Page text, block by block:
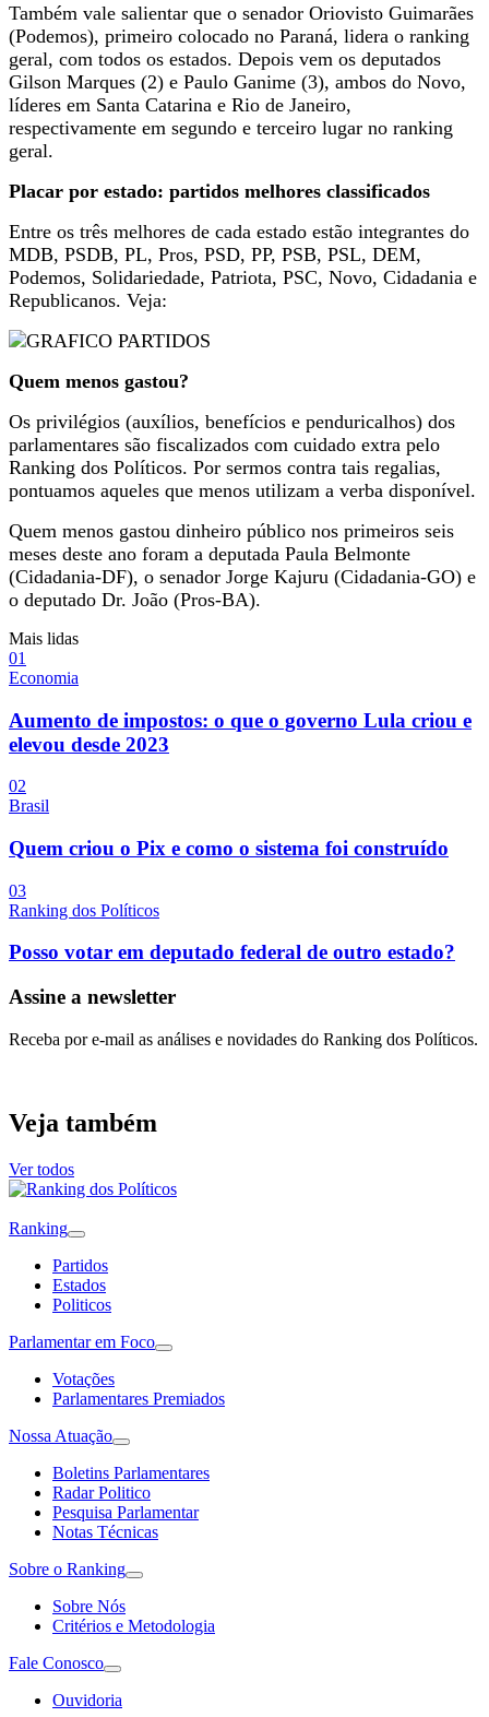
Também vale salientar que o senador Oriovisto Guimarães
(Podemos), primeiro colocado no Paraná, lidera o ranking
geral, com todos os estados. Depois vem os deputados
Gilson Marques (2) e Paulo Ganime (3), ambos do Novo,
líderes em Santa Catarina e Rio de Janeiro,
respectivamente em segundo e terceiro lugar no ranking
geral.
Placar por estado: partidos melhores classificados
Entre os três melhores de cada estado estão integrantes do
MDB, PSDB, PL, Pros, PSD, PP, PSB, PSL, DEM,
Podemos, Solidariedade, Patriota, PSC, Novo, Cidadania e
Republicanos. Veja:
Quem menos gastou?
Os privilégios (auxílios, benefícios e penduricalhos) dos
parlamentares são fiscalizados com cuidado extra pelo
Ranking dos Políticos. Por sermos contra tais regalias,
pontuamos aqueles que menos utilizam a verba disponível.
Quem menos gastou dinheiro público nos primeiros seis
meses deste ano foram a deputada Paula Belmonte
(Cidadania-DF), o senador Jorge Kajuru (Cidadania-GO) e
o deputado Dr. João (Pros-BA).
Mais lidas
01
Economia
Aumento de impostos: o que o governo Lula criou e
elevou desde 2023
02
Brasil
Quem criou o Pix e como o sistema foi construído
03
Ranking dos Políticos
Posso votar em deputado federal de outro estado?
Assine a newsletter
Receba por e-mail as análises e novidades do Ranking dos Políticos.
Veja também
Ver todos
Ranking
Partidos
Estados
Politicos
Parlamentar em Foco
Votações
Parlamentares Premiados
Nossa Atuação
Boletins Parlamentares
Radar Politico
Pesquisa Parlamentar
Notas Técnicas
Sobre o Ranking
Sobre Nós
Critérios e Metodologia
Fale Conosco
Ouvidoria